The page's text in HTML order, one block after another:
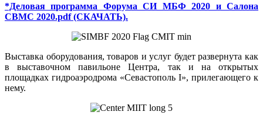
*Деловая программа Форума СИ МБФ 2020 и Салона
СВМС 2020.pdf (СКАЧАТЬ).
Выставка оборудования, товаров и услуг будет развернута как
в выставочном павильоне Центра, так и на открытых
площадках гидроаэродрома «Севастополь I», прилегающего к
нему.